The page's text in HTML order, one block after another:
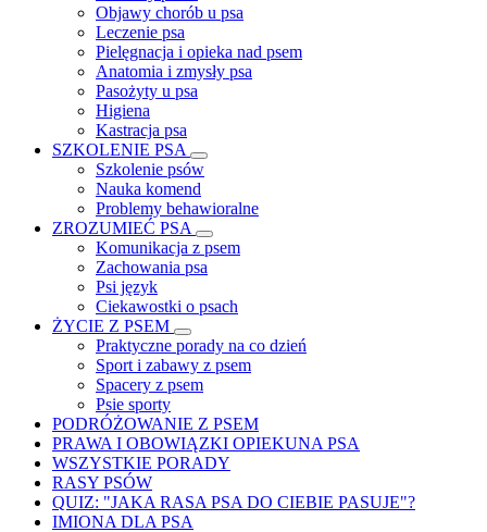
Objawy chorób u psa
Leczenie psa
Pielęgnacja i opieka nad psem
Anatomia i zmysły psa
Pasożyty u psa
Higiena
Kastracja psa
SZKOLENIE PSA
Szkolenie psów
Nauka komend
Problemy behawioralne
ZROZUMIEĆ PSA
Komunikacja z psem
Zachowania psa
Psi język
Ciekawostki o psach
ŻYCIE Z PSEM
Praktyczne porady na co dzień
Sport i zabawy z psem
Spacery z psem
Psie sporty
PODRÓŻOWANIE Z PSEM
PRAWA I OBOWIĄZKI OPIEKUNA PSA
WSZYSTKIE PORADY
RASY PSÓW
QUIZ: "JAKA RASA PSA DO CIEBIE PASUJE"?
IMIONA DLA PSA